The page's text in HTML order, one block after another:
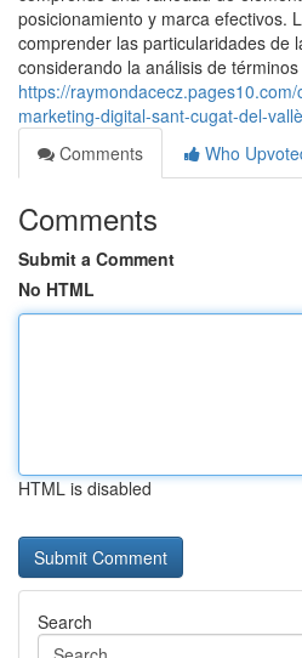
posicionamiento y marca efectivos.
comprender las particularidades de
considerando la análisis de
https://
marketing-digital-sant-cugat-del-
Comments
Who
Comments
Submit a Comment
No HTML
HTML is disabled
Search